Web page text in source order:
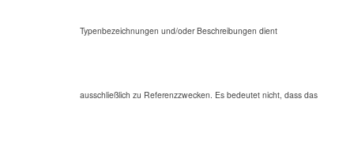
Typenbezeichnungen und/oder Beschreibungen dient
ausschließlich zu Referenzzwecken. Es bedeutet nicht, dass das